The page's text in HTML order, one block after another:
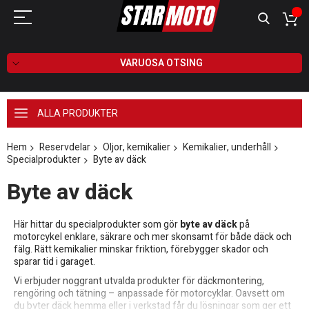
VARUOSA OTSING
ALLA PRODUKTER
Hem Reservdelar Oljor, kemikalier
Kemikalier, underhåll
Specialprodukter
Byte av däck
Byte av däck
Här hittar du specialprodukter som görbyte av däckpå
motorcykel enklare, säkrare och mer skonsamt för både däck och
fälg. Rätt kemikalier minskar friktion, förebygger skador och
sparar tid i garaget.
Vi erbjuder noggrant utvalda produkter för däckmontering,
rengöring och tätning – anpassade för motorcyklar. Oavsett om
du byter däck hemma eller i verkstad får du lösningar som ger ett